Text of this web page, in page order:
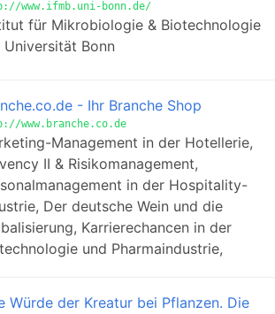
www.ifmb.uni-bonn.de/
für Mikrobiologie & Biotechnologie
Universität Bonn
- Ihr Branche Shop
www.branche.co.de
Management in der Hotellerie,
II & Risikomanagement,
in der Hospitality-
Der deutsche Wein und die
Karrierechancen in der
und Pharmaindustrie,
Würde der Kreatur bei Pflanzen. Die